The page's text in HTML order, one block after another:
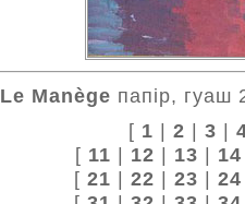
Le Manège папір,
[ 1 | 2 | 3 |
[ 11 | 12 | 13 | 14
[ 21 | 22 | 23 | 24